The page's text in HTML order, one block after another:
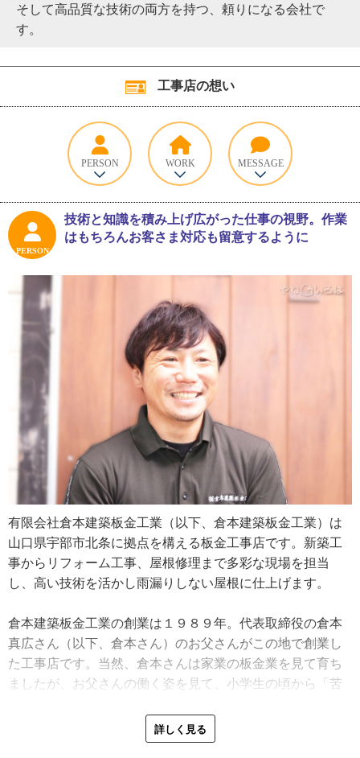
そして高品質な技術の両方を持つ、頼りになる会社で
す。
工事店の想い
PERSON WORK MESSAGE
PERSON
技術と知識を積み上げ広がった仕事の視野。作業
はもちろんお客さま対応も留意するように
有限会社倉本建築板金工業（以下、倉本建築板金工業）は
山口県宇部市北条に拠点を構える板金工事店です。新築工
事からリフォーム工事、屋根修理まで多彩な現場を担当
し、高い技術を活かし雨漏りしない屋根に仕上げます。
倉本建築板金工業の創業は１９８９年。代表取締役の倉本
真広さん（以下、倉本さん）のお父さんがこの地で創業し
た工事店です。当然、倉本さんは家業の板金業を見て育ち
ましたが、お父さんの働く姿を見て、小学生の頃から「苦
「夏は暑いし、冬は寒い。そういった部分で板金の仕事っ
詳しく見る